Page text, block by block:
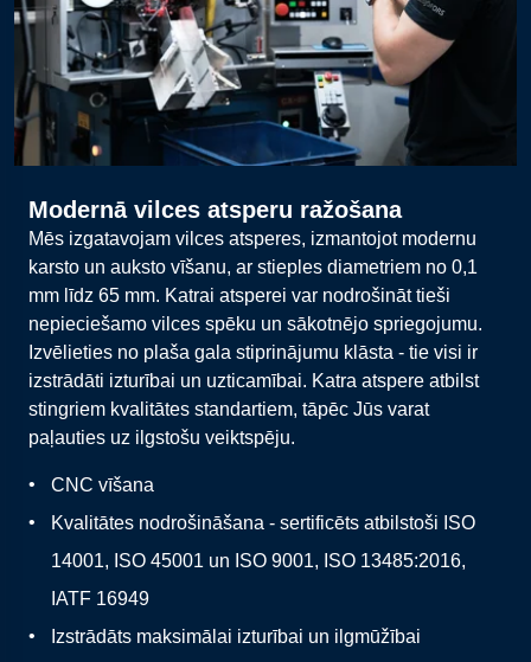
Modernā vilces atsperu ražošana
Mēs izgatavojam vilces atsperes, izmantojot modernu
karsto un auksto vīšanu, ar stieples diametriem no 0,1
mm līdz 65 mm. Katrai atsperei var nodrošināt tieši
nepieciešamo vilces spēku un sākotnējo spriegojumu.
Izvēlieties no plaša gala stiprinājumu klāsta - tie visi ir
izstrādāti izturībai un uzticamībai. Katra atspere atbilst
stingriem kvalitātes standartiem, tāpēc Jūs varat
paļauties uz ilgstošu veiktspēju.
CNC vīšana
Kvalitātes nodrošināšana - sertificēts atbilstoši ISO
14001, ISO 45001 un ISO 9001, ISO 13485:2016,
IATF 16949
Izstrādāts maksimālai izturībai un ilgmūžībai